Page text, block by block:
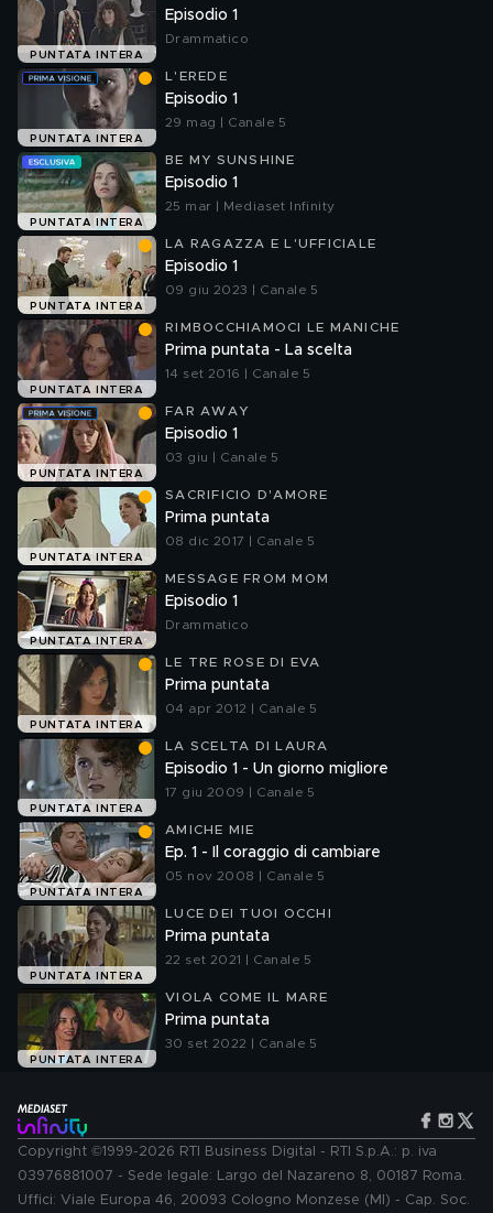
PUNTATA INTERA
Episodio 1
Drammatico
PUNTATA INTERA
L'EREDE
Episodio 1
29 mag | Canale 5
PUNTATA INTERA
BE MY SUNSHINE
Episodio 1
25 mar | Mediaset Infinity
PUNTATA INTERA
LA RAGAZZA E L'UFFICIALE
Episodio 1
09 giu 2023 | Canale 5
PUNTATA INTERA
RIMBOCCHIAMOCI LE MANICHE
Prima puntata - La scelta
14 set 2016 | Canale 5
PUNTATA INTERA
FAR AWAY
Episodio 1
03 giu | Canale 5
PUNTATA INTERA
SACRIFICIO D'AMORE
Prima puntata
08 dic 2017 | Canale 5
PUNTATA INTERA
MESSAGE FROM MOM
Episodio 1
Drammatico
PUNTATA INTERA
LE TRE ROSE DI EVA
Prima puntata
04 apr 2012 | Canale 5
PUNTATA INTERA
LA SCELTA DI LAURA
Episodio 1 - Un giorno migliore
17 giu 2009 | Canale 5
PUNTATA INTERA
AMICHE MIE
Ep. 1 - Il coraggio di cambiare
05 nov 2008 | Canale 5
PUNTATA INTERA
LUCE DEI TUOI OCCHI
Prima puntata
22 set 2021 | Canale 5
PUNTATA INTERA
VIOLA COME IL MARE
Prima puntata
30 set 2022 | Canale 5
Copyright ©1999-2026 RTI Business Digital - RTI S.p.A.: p. iva
03976881007 - Sede legale: Largo del Nazareno 8, 00187 Roma.
Uffici: Viale Europa 46, 20093 Cologno Monzese (MI) - Cap. Soc.